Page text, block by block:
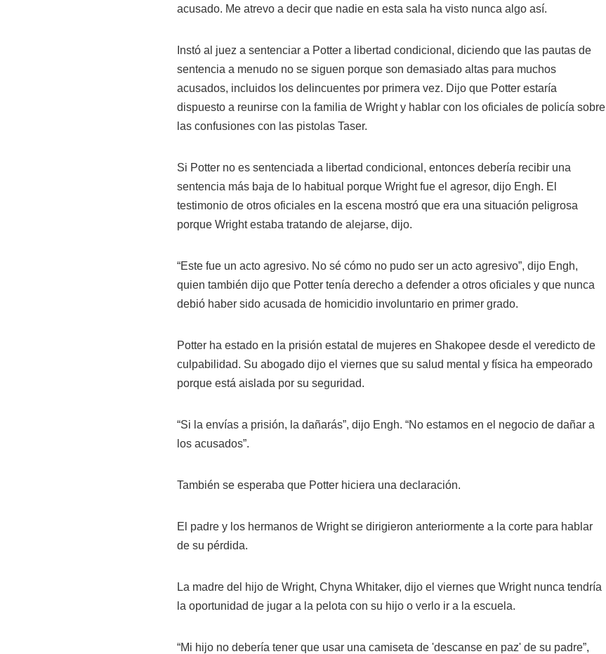
acusado. Me atrevo a decir que nadie en esta sala ha visto nunca algo así.
Instó al juez a sentenciar a Potter a libertad condicional, diciendo que las pautas de
sentencia a menudo no se siguen porque son demasiado altas para muchos
acusados, incluidos los delincuentes por primera vez. Dijo que Potter estaría
dispuesto a reunirse con la familia de Wright y hablar con los oficiales de policía sobre
las confusiones con las pistolas Taser.
Si Potter no es sentenciada a libertad condicional, entonces debería recibir una
sentencia más baja de lo habitual porque Wright fue el agresor, dijo Engh. El
testimonio de otros oficiales en la escena mostró que era una situación peligrosa
porque Wright estaba tratando de alejarse, dijo.
“Este fue un acto agresivo. No sé cómo no pudo ser un acto agresivo”, dijo Engh,
quien también dijo que Potter tenía derecho a defender a otros oficiales y que nunca
debió haber sido acusada de homicidio involuntario en primer grado.
Potter ha estado en la prisión estatal de mujeres en Shakopee desde el veredicto de
culpabilidad. Su abogado dijo el viernes que su salud mental y física ha empeorado
porque está aislada por su seguridad.
“Si la envías a prisión, la dañarás”, dijo Engh. “No estamos en el negocio de dañar a
los acusados”.
También se esperaba que Potter hiciera una declaración.
El padre y los hermanos de Wright se dirigieron anteriormente a la corte para hablar
de su pérdida.
La madre del hijo de Wright, Chyna Whitaker, dijo el viernes que Wright nunca tendría
la oportunidad de jugar a la pelota con su hijo o verlo ir a la escuela.
“Mi hijo no debería tener que usar una camiseta de 'descanse en paz' de su padre”,